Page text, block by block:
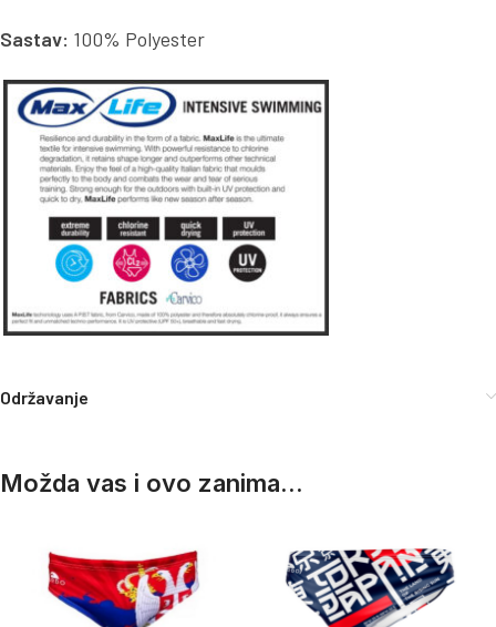
Sastav: 100% Polyester
Održavanje
Možda vas i ovo zanima...